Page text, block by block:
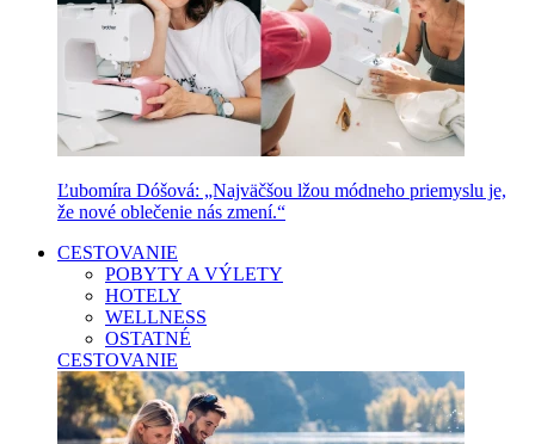
Ľubomíra Dóšová: „Najväčšou lžou módneho priemyslu je,
že nové oblečenie nás zmení.“
CESTOVANIE
POBYTY A VÝLETY
HOTELY
WELLNESS
OSTATNÉ
CESTOVANIE